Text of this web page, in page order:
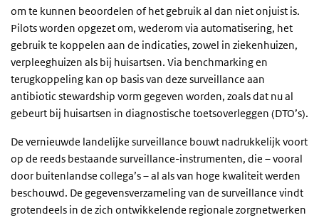
om te kunnen beoordelen of het gebruik al dan niet onjuist is.
Pilots worden opgezet om, wederom via automatisering, het
gebruik te koppelen aan de indicaties, zowel in ziekenhuizen,
verpleeghuizen als bij huisartsen. Via benchmarking en
terugkoppeling kan op basis van deze surveillance aan
antibiotic stewardship vorm gegeven worden, zoals dat nu al
gebeurt bij huisartsen in diagnostische toetsoverleggen (DTO’s).
De vernieuwde landelijke surveillance bouwt nadrukkelijk voort
op de reeds bestaande surveillance-instrumenten, die – vooral
door buitenlandse collega’s – al als van hoge kwaliteit werden
beschouwd. De gegevensverzameling van de surveillance vindt
grotendeels in de zich ontwikkelende regionale zorgnetwerken